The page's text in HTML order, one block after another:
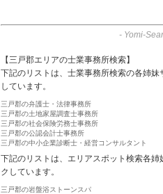
- Yomi-
【三戸郡エリアの士業事務所検索】
下記のリストは、士業事務所検索の各姉
しています。
三戸郡の弁護士・法律事務所
三戸郡の土地家屋調査士事務所
三戸郡の社会保険労務士事務所
三戸郡の公認会計士事務所
三戸郡の中小企業診断士・経営コンサルタント
下記のリストは、エリアスポット検索各
クしています。
三戸郡の岩盤浴ストーンスパ